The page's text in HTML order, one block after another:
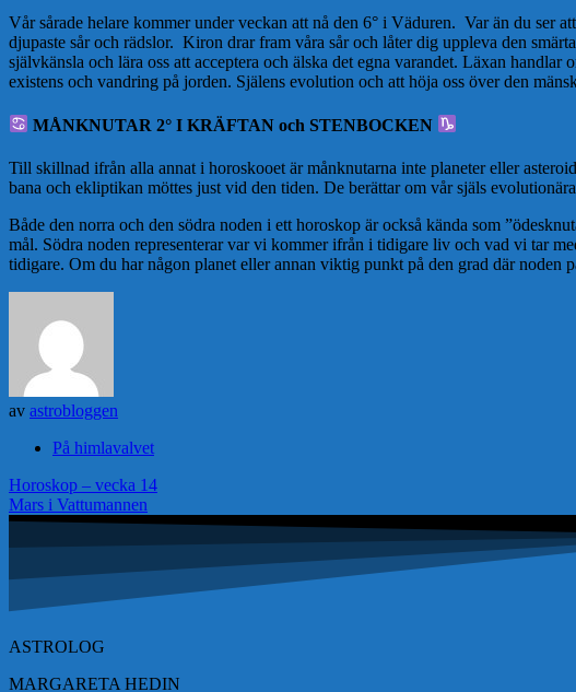
Vår sårade helare kommer under veckan att nå den 6° i Väduren. Var än du ser
djupaste sår och rädslor. Kiron drar fram våra sår och låter dig uppleva den
självkänsla och lära oss att acceptera och älska det egna varandet. Läxan
existens och vandring på jorden. Själens evolution och att höja oss över den
MÅNKNUTAR 2° I KRÄFTAN och STENBOCKEN
Till skillnad ifrån alla annat i horoskooet är månknutarna inte planeter eller
bana och ekliptikan möttes just vid den tiden. De berättar om vår själs
Både den norra och den södra noden i ett horoskop är också kända som
mål. Södra noden representerar var vi kommer ifrån i tidigare liv och vad vi tar
tidigare. Om du har någon planet eller annan viktig punkt på den grad där noden
av astrobloggen
På himlavalvet
Inläggsnavigering
Horoskop – vecka 14
Mars i Vattumannen
ASTROLOG
MARGARETA HEDIN